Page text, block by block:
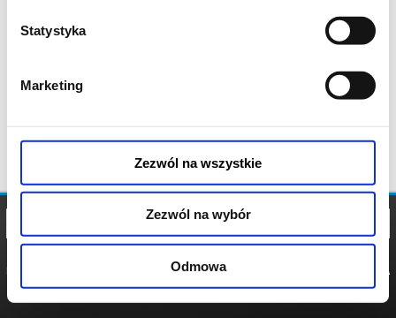
Statystyka
Marketing
Zezwól na wszystkie
Zezwól na wybór
Odmowa
POLITYKA
POLITYKA